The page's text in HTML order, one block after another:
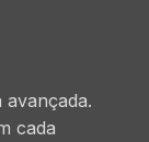
cada